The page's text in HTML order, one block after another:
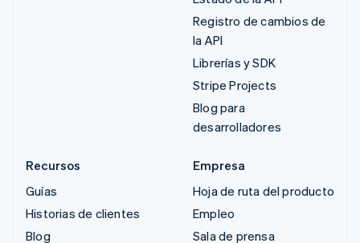
Registro de cambios de
la API
Librerías y SDK
Stripe Projects
Blog para
desarrolladores
Recursos
Guías
Historias de clientes
Blog
Empresa
Hoja de ruta del producto
Empleo
Sala de prensa